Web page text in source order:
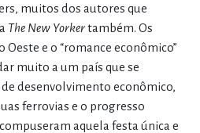
muitos dos autores que
The New Yorkertambém. Os
Oeste e o “romance econômico”
muito a um país que se
desenvolvimento econômico,
ferrovias e o progresso
aquela festa única e